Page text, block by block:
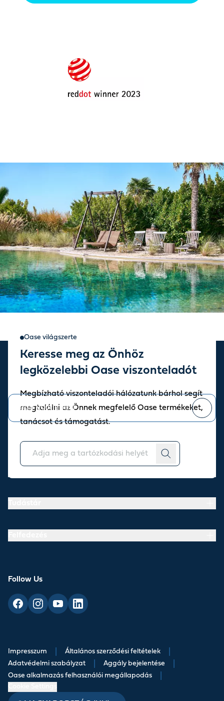
Oase világszerte
Keresse meg az Önhöz
legközelebbi Oase viszonteladót
Megbízható viszonteladói hálózatunk bárhol segít
megtalálni az Önnek megfelelő Oase termékeket,
tanácsot és támogatást.
Sign up for our newsletter
at any time.
Follow Us
Impresszum Általános szerződési feltételek
Adatvédelmi szabályzat Aggály bejelentése
Oase alkalmazás felhasználói megállapodás